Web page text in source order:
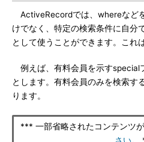
ActiveRecordでは、whereなど
けでなく、特定の検索条件に自分
として使うことができます。これ
例えば、有料会員を示すspecial
とします。有料会員のみを検索す
ります。
*** 一部省略されたコンテンツが